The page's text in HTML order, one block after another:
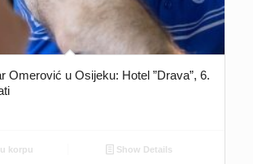
Omerović u Osijeku: Hotel ”Drava”, 6.
korpu Show Details